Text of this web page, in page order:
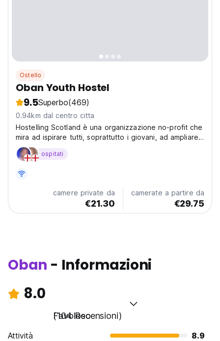
Ostello
Oban Youth Hostel
9.5Superbo(469)
0.94km dal centro citta
Hostelling Scotland è una organizzazione no-profit che
mira ad ispirare tutti, soprattutto i giovani, ad ampliare i
propri orizzonti.
ospitati
camere private da
€21.30
camerate a partire da
€29.75
Oban - Informazioni
8.0
Favoloso
(104 Recensioni)
Attività
8.9